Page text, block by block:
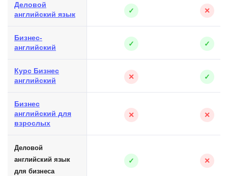
Деловой
английский язык
✓ ✕
Бизнес-
английский
✓ ✓
Курс Бизнес
английский
✕ ✓
Бизнес
английский для
взрослых
✕ ✕
Деловой
английский язык
для бизнеса
✓ ✕